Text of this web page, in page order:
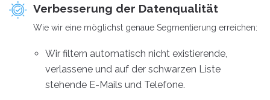
Verbesserung der Datenqualität
Wie wir eine möglichst genaue Segmentierung erreichen:
Wir filtern automatisch nicht existierende,
verlassene und auf der schwarzen Liste
stehende E-Mails und Telefone.